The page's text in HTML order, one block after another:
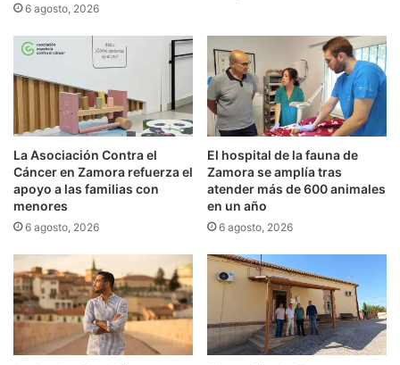
6 agosto, 2026
La Asociación Contra el
Cáncer en Zamora refuerza el
apoyo a las familias con
menores
6 agosto, 2026
El hospital de la fauna de
Zamora se amplía tras
atender más de 600 animales
en un año
6 agosto, 2026